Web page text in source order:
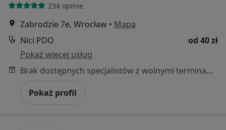
234 opinie
Zabrodzie 7e, Wrocław • Mapa
Nici PDO
od 40 zł
Pokaż więcej usług
Brak dostępnych specjalistów z wolnymi terminami w tym centrum medycznym.
Pokaż profil